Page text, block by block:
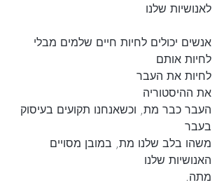
לאנושיות שלנו
אנשים יכולים לחיות חיים שלמים מבלי
לחיות אותם
לחיות את העבר
את ההיסטוריה
העבר כבר מת, וכשאנחנו תקועים בעיסוק
בעבר
משהו בלב שלנו מת, במובן מסויים
האנושיות שלנו
מתה.